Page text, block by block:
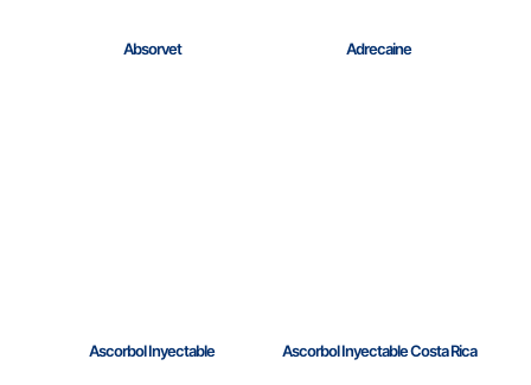
Absorvet Adrecaine
Ascorbol Inyectable Ascorbol Inyectable Costa Rica